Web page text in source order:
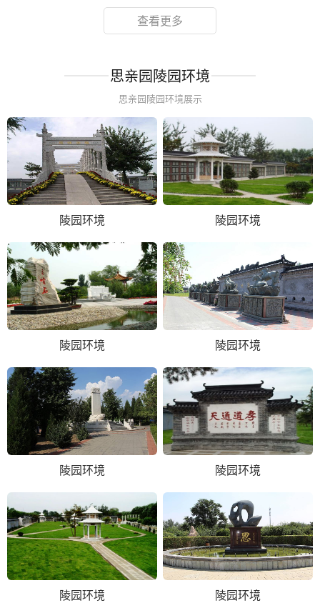
查看更多
思亲园陵园环境
思亲园陵园环境展示
陵园环境 陵园环境
陵园环境 陵园环境
陵园环境 陵园环境
陵园环境 陵园环境